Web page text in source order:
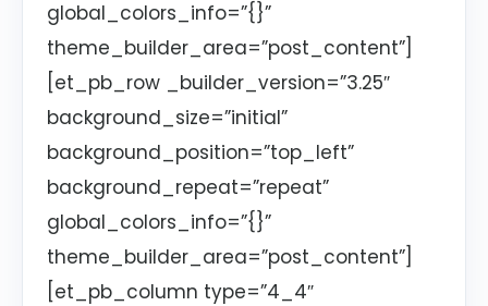
global_colors_info=”{}”
theme_builder_area=”post_content”]
[et_pb_row _builder_version=”3.25″
background_size=”initial”
background_position=”top_left”
background_repeat=”repeat”
global_colors_info=”{}”
theme_builder_area=”post_content”]
[et_pb_column type=”4_4″